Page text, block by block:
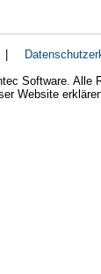
Software. Alle
Website